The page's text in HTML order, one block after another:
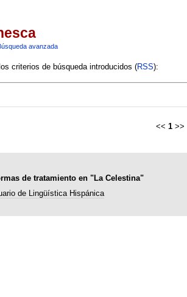
avanzada
criterios de búsqueda introducidos (RSS):
<< 1 >>
de tratamiento en "La Celestina"
de Lingüística Hispánica